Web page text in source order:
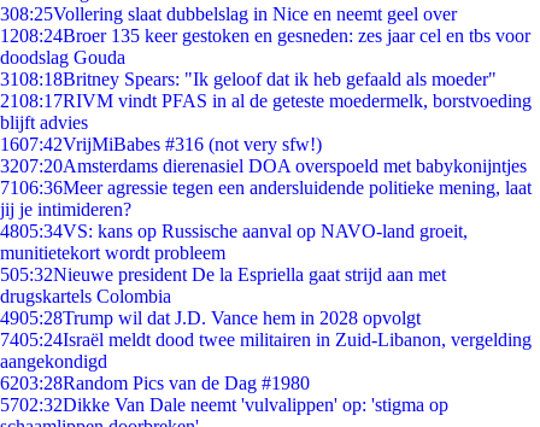
308:25Vollering slaat dubbelslag in Nice en neemt geel over
1208:24Broer 135 keer gestoken en gesneden: zes jaar cel en tbs voor
doodslag Gouda
3108:18Britney Spears: "Ik geloof dat ik heb gefaald als moeder"
2108:17RIVM vindt PFAS in al de geteste moedermelk, borstvoeding
blijft advies
1607:42VrijMiBabes #316 (not very sfw!)
3207:20Amsterdams dierenasiel DOA overspoeld met babykonijntjes
7106:36Meer agressie tegen een andersluidende politieke mening, laat
jij je intimideren?
4805:34VS: kans op Russische aanval op NAVO-land groeit,
munitietekort wordt probleem
505:32Nieuwe president De la Espriella gaat strijd aan met
drugskartels Colombia
4905:28Trump wil dat J.D. Vance hem in 2028 opvolgt
7405:24Israël meldt dood twee militairen in Zuid-Libanon, vergelding
aangekondigd
6203:28Random Pics van de Dag #1980
5702:32Dikke Van Dale neemt 'vulvalippen' op: 'stigma op